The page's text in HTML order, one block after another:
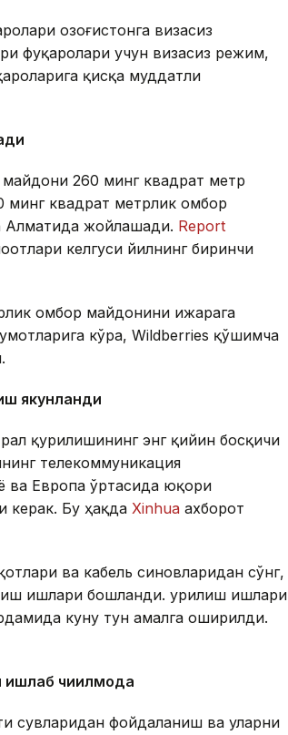
Қозоғистонга визасиз
фуқаролари учун визасиз режим,
қисқа муддатли
майдони 260 минг квадрат метр
минг квадрат метрлик омбор
Алматида жойлашади. Report
келгуси йилнинг биринчи
омбор майдонини ижарага
кўра, Wildberries қўшимча
якунланди
қурилишининг энг қийин босқичи
телекоммуникация
ва Европа ўртасида юқори
керак. Бу ҳақда Xinhua ахборот
ва кабель синовларидан сўнг,
ишлари бошланди. Қурилиш ишлари
куну тун амалга оширилди.
чиқилмоқда
сувларидан фойдаланиш ва уларни